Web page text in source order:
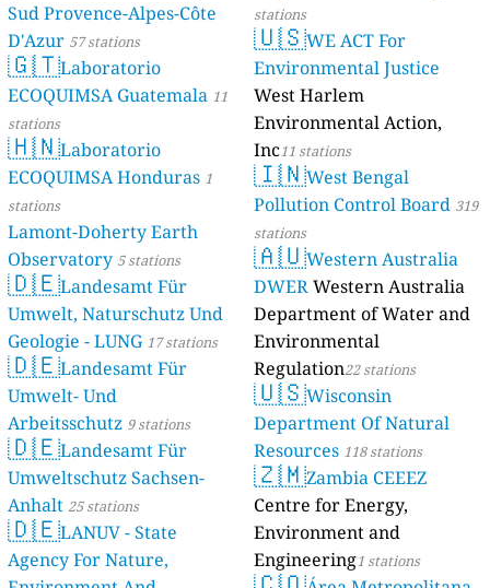
Sud Provence-Alpes-Côte
D'Azur 57 stations
🇬🇹Laboratorio
ECOQUIMSA Guatemala 11
stations
🇭🇳Laboratorio
ECOQUIMSA Honduras 1
stations
Lamont-Doherty Earth
Observatory 5 stations
🇩🇪Landesamt Für
Umwelt, Naturschutz Und
Geologie - LUNG 17 stations
🇩🇪Landesamt Für
Umwelt- Und
Arbeitsschutz 9 stations
🇩🇪Landesamt Für
Umweltschutz Sachsen-
Anhalt 25 stations
🇩🇪LANUV - State
Agency For Nature,
stations
🇺🇸WE ACT For
Environmental Justice
West Harlem
Environmental Action,
Inc11 stations
🇮🇳West Bengal
Pollution Control Board 319
stations
🇦🇺Western Australia
DWERWestern Australia
Department of Water and
Environmental
Regulation22 stations
🇺🇸Wisconsin
Department Of Natural
Resources 118 stations
🇿🇲Zambia CEEEZ
Centre for Energy,
Environment and
Engineering1 stations